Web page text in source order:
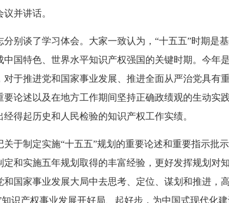
并讲话。
别谈了学习体会。大家一致认为，“十五五”时期是
国特色、世界水平知识产权强国的关键时期。今年
于推进党和国家事业发展、推进全面从严治党具有
论述以及在地方工作期间坚持正确政绩观的生动实
得起历史和人民检验的知识产权工作实绩。
于制定实施“十五五”规划的重要论述和重要指示批
和实施五年规划取得的丰富经验，更好发挥规划对
国家事业发展大局中去思考、定位、谋划和推进，
识产权事业发展开好局、起好步，为中国式现代化